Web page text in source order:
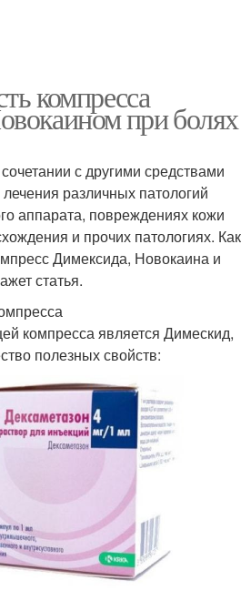
компресса
при болях
с другими средствами
различных патологий
аппарата, повреждениях кожи
и прочих патологиях. Как
Димексида, Новокаина и
статья.
компресса является Димескид,
полезных свойств: